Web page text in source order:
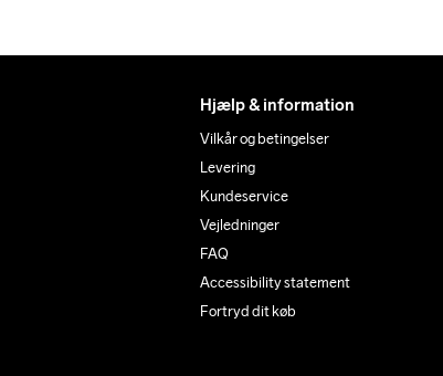
Hjælp & information
Vilkår og betingelser
Levering
Kundeservice
Vejledninger
FAQ
Accessibility statement
Fortryd dit køb